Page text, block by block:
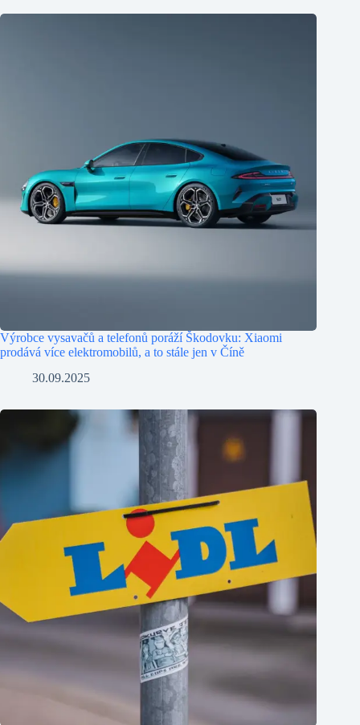
Výrobce vysavačů a telefonů poráží Škodovku: Xiaomi
prodává více elektromobilů, a to stále jen v Číně
30.09.2025